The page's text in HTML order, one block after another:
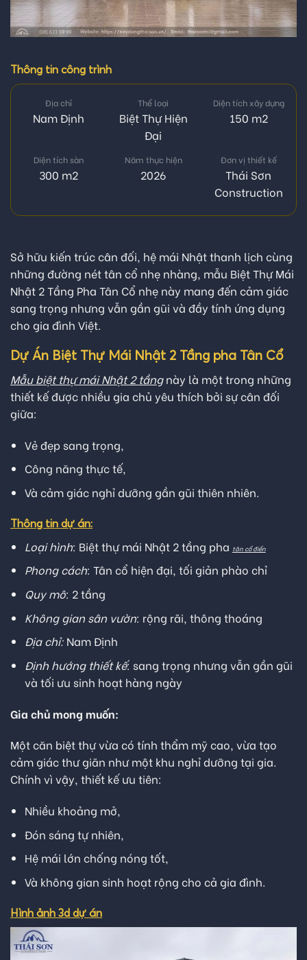
Thông tin công trình
Địa chỉ
Nam Định
Thể loại
Biệt Thự Hiện
Đại
Diện tích xây dựng
150 m2
Diện tích sàn
300 m2
Năm thực hiện
2026
Đơn vị thiết kế
Thái Sơn
Construction
Sở hữu kiến trúc cân đối, hệ mái Nhật thanh lịch cùng
những đường nét tân cổ nhẹ nhàng, mẫu Biệt Thự Mái
Nhật 2 Tầng Pha Tân Cổ nhẹ này mang đến cảm giác
sang trọng nhưng vẫn gần gũi và đầy tính ứng dụng
cho gia đình Việt.
Dự Án Biệt Thự Mái Nhật 2 Tầng pha Tân Cổ
Mẫu biệt thự mái Nhật 2 tầngnày là một trong những
thiết kế được nhiều gia chủ yêu thích bởi sự cân đối
giữa:
Vẻ đẹp sang trọng,
Công năng thực tế,
Và cảm giác nghỉ dưỡng gần gũi thiên nhiên.
Thông tin dự án:
Loại hình: Biệt thự mái Nhật 2 tầng pha tân cổ điển
Phong cách: Tân cổ hiện đại, tối giản phào chỉ
Quy mô: 2 tầng
Không gian sân vườn: rộng rãi, thông thoáng
Địa chỉ:Nam Định
Định hướng thiết kế: sang trọng nhưng vẫn gần gũi
và tối ưu sinh hoạt hàng ngày
Gia chủ mong muốn:
Một căn biệt thự vừa có tính thẩm mỹ cao, vừa tạo
cảm giác thư giãn như một khu nghỉ dưỡng tại gia.
Chính vì vậy, thiết kế ưu tiên:
Nhiều khoảng mở,
Đón sáng tự nhiên,
Hệ mái lớn chống nóng tốt,
Và không gian sinh hoạt rộng cho cả gia đình.
Hình ảnh 3d dự án